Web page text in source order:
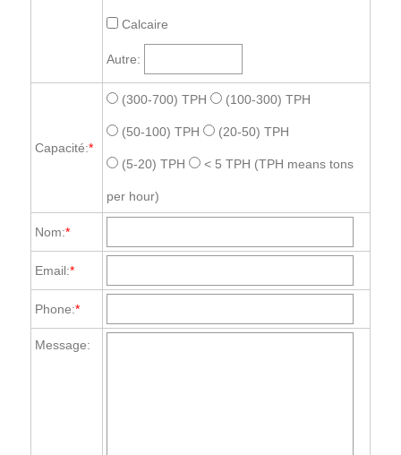
Calcaire
Autre:
Capacité:*
(300-700) TPH (100-300) TPH
(50-100) TPH (20-50) TPH
(5-20) TPH < 5 TPH (TPH means tons
per hour)
Nom:*
Email:*
Phone:*
Message: